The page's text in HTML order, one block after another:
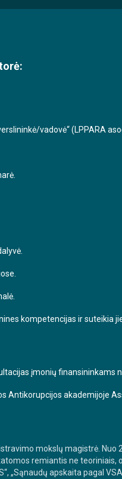
vadovė“ (LPPARA
kompetencijas ir suteikia
įmonių finansininkams
Antikorupcijos akademijoje
mokslų magistrė.
remiantis ne teoriniais,
„Sąnaudų apskaita pagal